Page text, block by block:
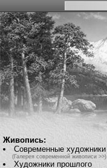
Живопись:
Современные художники
(Галерея современной живописи >>)
Художники прошлого